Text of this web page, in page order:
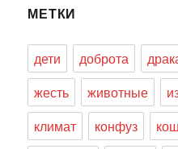
МЕТКИ
дети доброта
жесть
животные
климат
конфуз